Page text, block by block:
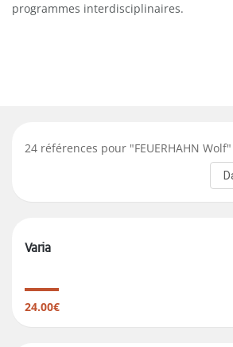
programmes interdisciplinaires.
24 références pour "FEUERHAHN Wolf"
Varia
24.00€